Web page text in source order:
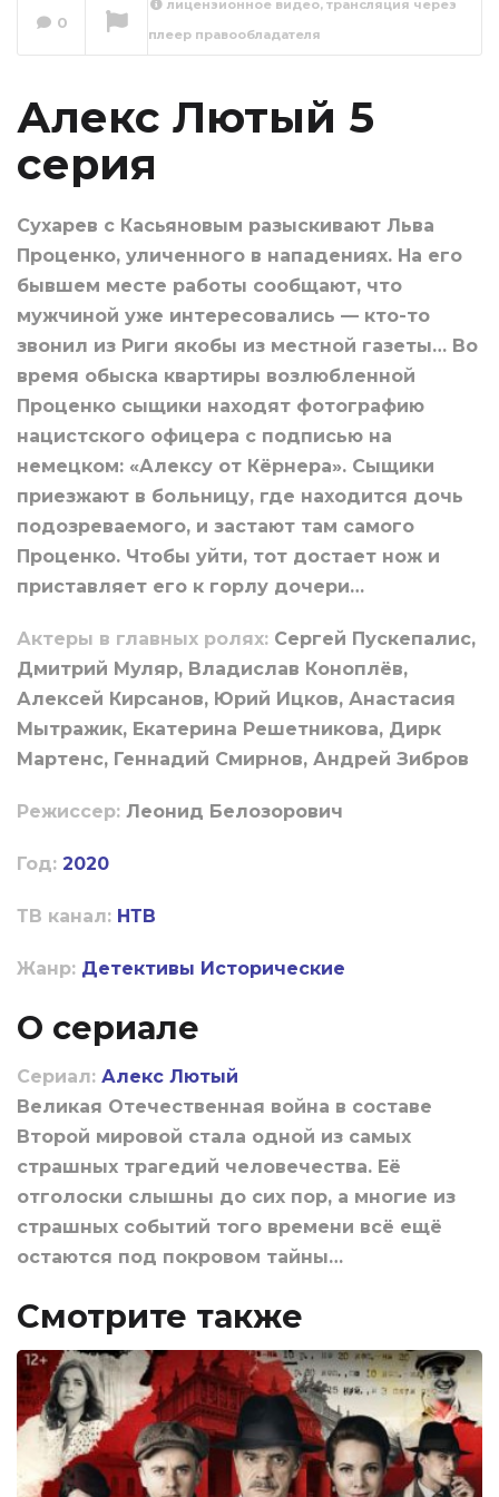
Алекс Лютый 6
0
лицензионное видео, трансляция через
плеер правообладателя
Алекс Лютый 5
серия
Сухарев с Касьяновым разыскивают Льва
Проценко, уличенного в нападениях. На его
бывшем месте работы сообщают, что
мужчиной уже интересовались — кто-то
звонил из Риги якобы из местной газеты… Во
время обыска квартиры возлюбленной
Проценко сыщики находят фотографию
нацистского офицера с подписью на
немецком: «Алексу от Кёрнера». Сыщики
приезжают в больницу, где находится дочь
подозреваемого, и застают там самого
Проценко. Чтобы уйти, тот достает нож и
приставляет его к горлу дочери…
Актеры в главных ролях: Сергей Пускепалис,
Дмитрий Муляр, Владислав Коноплёв,
Алексей Кирсанов, Юрий Ицков, Анастасия
Мытражик, Екатерина Решетникова, Дирк
Мартенс, Геннадий Смирнов, Андрей Зибров
Режиссер: Леонид Белозорович
Год: 2020
ТВ канал: НТВ
Жанр: Детективы Исторические
О сериале
Сериал: Алекс Лютый
Великая Отечественная война в составе
Второй мировой стала одной из самых
страшных трагедий человечества. Её
отголоски слышны до сих пор, а многие из
страшных событий того времени всё ещё
остаются под покровом тайны…
Смотрите также